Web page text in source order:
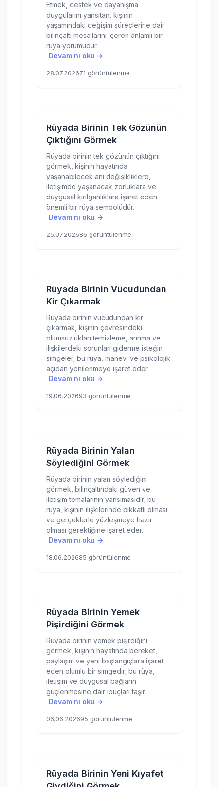
Etmek, destek ve dayanışma
duygularını yansıtan, kişinin
yaşamındaki değişim süreçlerine dair
bilinçaltı mesajlarını içeren anlamlı bir
rüya yorumudur.
Devamını oku →
28.07.202671 görüntülenme
Rüyada Birinin Tek Gözünün
Çıktığını Görmek
Rüyada birinin tek gözünün çıktığını
görmek, kişinin hayatında
yaşanabilecek ani değişikliklere,
iletişimde yaşanacak zorluklara ve
duygusal kırılganlıklara işaret eden
önemli bir rüya sembolüdür.
Devamını oku →
25.07.202686 görüntülenme
Rüyada Birinin Vücudundan
Kir Çıkarmak
Rüyada birinin vücudundan kir
çıkarmak, kişinin çevresindeki
olumsuzlukları temizleme, arınma ve
ilişkilerdeki sorunları giderme isteğini
simgeler; bu rüya, manevi ve psikolojik
açıdan yenilenmeye işaret eder.
Devamını oku →
19.06.202693 görüntülenme
Rüyada Birinin Yalan
Söylediğini Görmek
Rüyada birinin yalan söylediğini
görmek, bilinçaltındaki güven ve
iletişim temalarının yansımasıdır; bu
rüya, kişinin ilişkilerinde dikkatli olması
ve gerçeklerle yüzleşmeye hazır
olması gerektiğine işaret eder.
Devamını oku →
18.06.202685 görüntülenme
Rüyada Birinin Yemek
Pişirdiğini Görmek
Rüyada birinin yemek pişirdiğini
görmek, kişinin hayatında bereket,
paylaşım ve yeni başlangıçlara işaret
eden olumlu bir simgedir; bu rüya,
iletişim ve duygusal bağların
güçlenmesine dair ipuçları taşır.
Devamını oku →
06.06.202695 görüntülenme
Rüyada Birinin Yeni Kıyafet